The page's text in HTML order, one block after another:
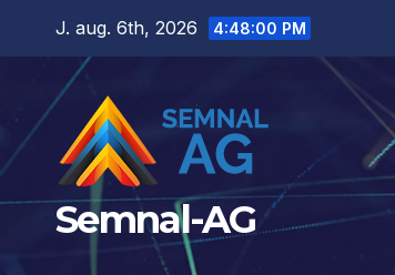
J. aug. 6th, 2026 4:48:01 PM
Semnal-AG